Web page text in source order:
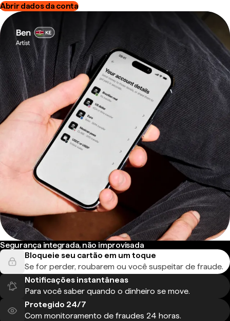
Abrir dados da conta
Segurança integrada, não improvisada
Bloqueie seu cartão em um toque
Se for perder, roubarem ou você suspeitar de fraude.
Notificações instantâneas
Para você saber quando o dinheiro se move.
Protegido 24/7
Com monitoramento de fraudes 24 horas.